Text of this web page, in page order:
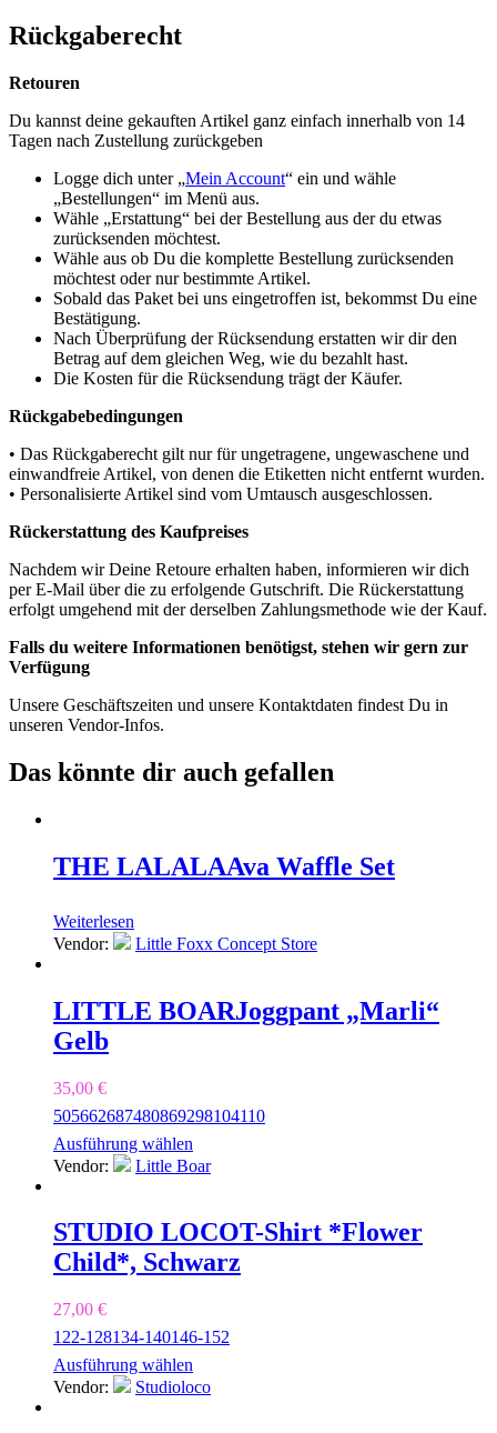
Rückgaberecht
Retouren
Du kannst deine gekauften Artikel ganz einfach innerhalb von 14
Tagen nach Zustellung zurückgeben
Logge dich unter „Mein Account“ ein und wähle
„Bestellungen“ im Menü aus.
Wähle „Erstattung“ bei der Bestellung aus der du etwas
zurücksenden möchtest.
Wähle aus ob Du die komplette Bestellung zurücksenden
möchtest oder nur bestimmte Artikel.
Sobald das Paket bei uns eingetroffen ist, bekommst Du eine
Bestätigung.
Nach Überprüfung der Rücksendung erstatten wir dir den
Betrag auf dem gleichen Weg, wie du bezahlt hast.
Die Kosten für die Rücksendung trägt der Käufer.
Rückgabebedingungen
• Das Rückgaberecht gilt nur für ungetragene, ungewaschene und
einwandfreie Artikel, von denen die Etiketten nicht entfernt wurden.
• Personalisierte Artikel sind vom Umtausch ausgeschlossen.
Rückerstattung des Kaufpreises
Nachdem wir Deine Retoure erhalten haben, informieren wir dich
per E-Mail über die zu erfolgende Gutschrift. Die Rückerstattung
erfolgt umgehend mit der derselben Zahlungsmethode wie der Kauf.
Falls du weitere Informationen benötigst, stehen wir gern zur
Verfügung
Unsere Geschäftszeiten und unsere Kontaktdaten findest Du in
unseren Vendor-Infos.
Das könnte dir auch gefallen
THE LALALAAva Waffle Set
Weiterlesen
Vendor:
Little Foxx Concept Store
LITTLE BOARJoggpant „Marli“
Gelb
35,00 €
505662687480869298104110
Ausführung wählen
Vendor:
Little Boar
STUDIO LOCOT-Shirt *Flower
Child*, Schwarz
27,00 €
122-128134-140146-152
Ausführung wählen
Vendor:
Studioloco